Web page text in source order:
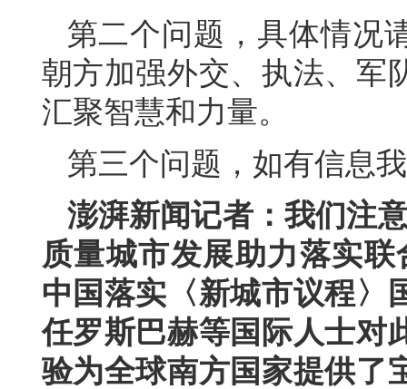
第二个问题，具体情况
朝方加强外交、执法、军
汇聚智慧和力量。
第三个问题，如有信息
澎湃新闻记者：我们注
质量城市发展助力落实
中国落实〈新城市议程〉
任罗斯巴赫等国际人士对
验为全球南方国家提供了